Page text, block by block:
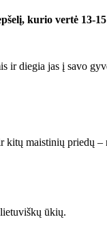
kurio vertė 13-
ir diegia jas į savo
maistinių priedų –
ūkių.